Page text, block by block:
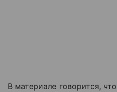
В материале говорится,